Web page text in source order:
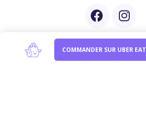
Newsletter
COMMANDER SUR UBER EAT